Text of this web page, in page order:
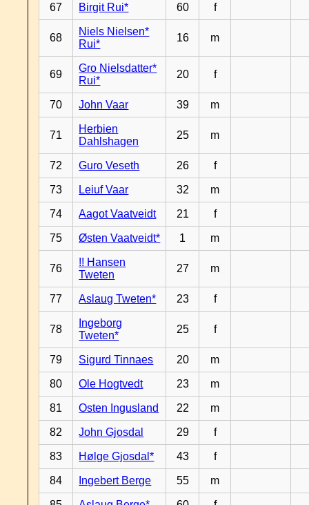
67 Birgit Rui* 60 f
68
Niels Nielsen*
Rui*
16 m
69
Gro Nielsdatter*
Rui*
20 f
70 John Vaar 39 m
71
Herbien
Dahlshagen
25 m
72 Guro Veseth 26 f
73 Leiuf Vaar 32 m
74 Aagot Vaatveidt 21 f
75 Østen Vaatveidt* 1 m
76
!! Hansen
Tweten
27 m
77 Aslaug Tweten* 23 f
78
Ingeborg
Tweten*
25 f
79 Sigurd Tinnaes 20 m
80 Ole Hogtvedt 23 m
81 Osten Ingusland 22 m
82 John Gjosdal 29 f
83 Hølge Gjosdal* 43 f
84 Ingebert Berge 55 m